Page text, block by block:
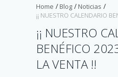
Home Blog
Noticias
¡¡ NUESTRO CALENDARIO
¡¡ NUESTRO
BENÉFICO
LA VENTA !!